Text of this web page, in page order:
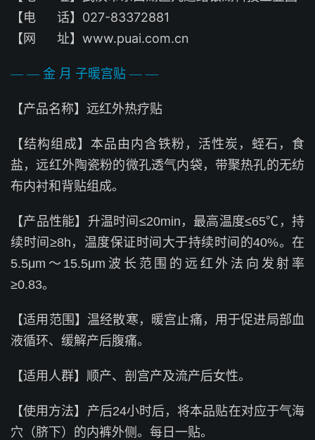
【电 话】027-83372881
【网 址】 www.puai.com.cn
— — 金 月 子暖宫贴 — —
【产品名称】远红外热疗贴
【结构组成】本品由内含铁粉，活性炭，蛭石，食
盐，远红外陶瓷粉的微孔透气内袋，带聚热孔的无纺
布内衬和背贴组成。
【产品性能】升温时间≤20min，最高温度≤65℃，持
续时间≥8h，温度保证时间大于持续时间的40%。在
5.5μm～15.5μm波长范围的远红外法向发射率
≥0.83。
【适用范围】温经散寒，暖宫止痛，用于促进局部血
液循环、缓解产后腹痛。
【适用人群】顺产、剖宫产及流产后女性。
【使用方法】产后24小时后，将本品贴在对应于气海
穴（脐下）的内裤外侧。每日一贴。